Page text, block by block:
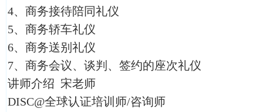
4、商务接待陪同礼仪
5、商务轿车礼仪
6、商务送别礼仪
7、商务会议、谈判、签约的座次礼仪
讲师介绍 宋老师
DISC@全球认证培训师/咨询师